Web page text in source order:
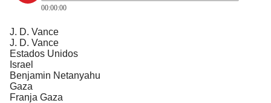
00:00:00
J. D. Vance
J. D. Vance
Estados Unidos
Israel
Benjamin Netanyahu
Gaza
Franja Gaza